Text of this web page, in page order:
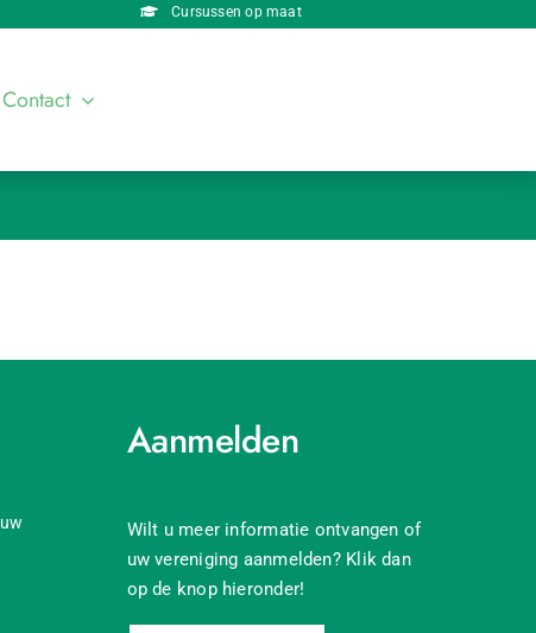
Cursussen op maat
Contact
Aanmelden
Wilt u meer informatie ontvangen of
uw vereniging aanmelden? Klik dan
op de knop hieronder!